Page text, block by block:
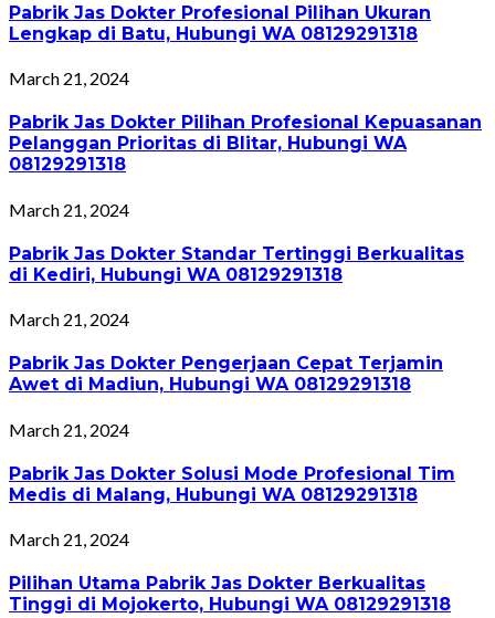
Pabrik Jas Dokter Profesional Pilihan Ukuran
Lengkap di Batu, Hubungi WA 08129291318
March 21, 2024
Pabrik Jas Dokter Pilihan Profesional Kepuasanan
Pelanggan Prioritas di Blitar, Hubungi WA
08129291318
March 21, 2024
Pabrik Jas Dokter Standar Tertinggi Berkualitas
di Kediri, Hubungi WA 08129291318
March 21, 2024
Pabrik Jas Dokter Pengerjaan Cepat Terjamin
Awet di Madiun, Hubungi WA 08129291318
March 21, 2024
Pabrik Jas Dokter Solusi Mode Profesional Tim
Medis di Malang, Hubungi WA 08129291318
March 21, 2024
Pilihan Utama Pabrik Jas Dokter Berkualitas
Tinggi di Mojokerto, Hubungi WA 08129291318